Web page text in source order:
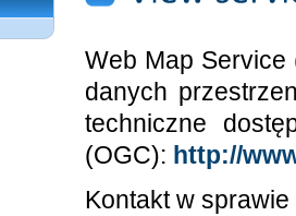
Web Map
danych
techniczne
(OGC): http://
Kontakt w